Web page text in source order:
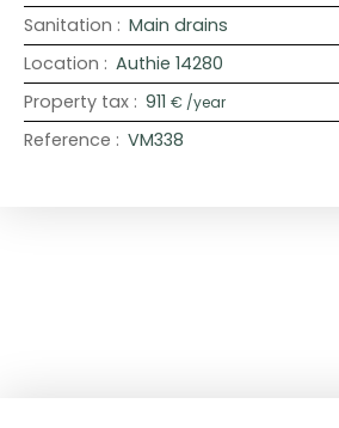
Sanitation : Main drains
Location : Authie 14280
Property tax : 911 € /year
Reference : VM338